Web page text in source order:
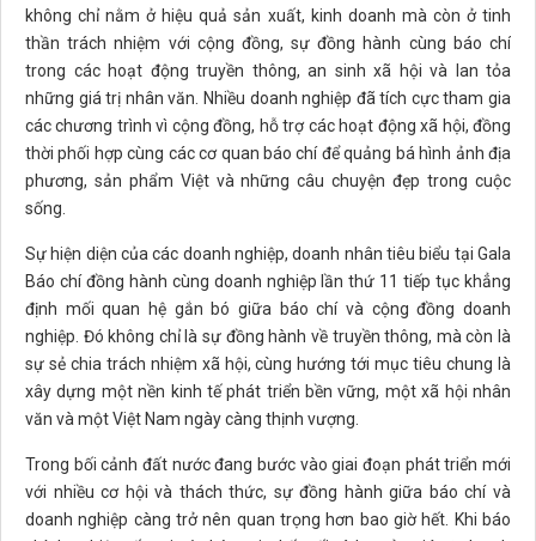
không chỉ nằm ở hiệu quả sản xuất, kinh doanh mà còn ở tinh
thần trách nhiệm với cộng đồng, sự đồng hành cùng báo chí
trong các hoạt động truyền thông, an sinh xã hội và lan tỏa
những giá trị nhân văn. Nhiều doanh nghiệp đã tích cực tham gia
các chương trình vì cộng đồng, hỗ trợ các hoạt động xã hội, đồng
thời phối hợp cùng các cơ quan báo chí để quảng bá hình ảnh địa
phương, sản phẩm Việt và những câu chuyện đẹp trong cuộc
sống.
Sự hiện diện của các doanh nghiệp, doanh nhân tiêu biểu tại Gala
Báo chí đồng hành cùng doanh nghiệp lần thứ 11 tiếp tục khẳng
định mối quan hệ gắn bó giữa báo chí và cộng đồng doanh
nghiệp. Đó không chỉ là sự đồng hành về truyền thông, mà còn là
sự sẻ chia trách nhiệm xã hội, cùng hướng tới mục tiêu chung là
xây dựng một nền kinh tế phát triển bền vững, một xã hội nhân
văn và một Việt Nam ngày càng thịnh vượng.
Trong bối cảnh đất nước đang bước vào giai đoạn phát triển mới
với nhiều cơ hội và thách thức, sự đồng hành giữa báo chí và
doanh nghiệp càng trở nên quan trọng hơn bao giờ hết. Khi báo